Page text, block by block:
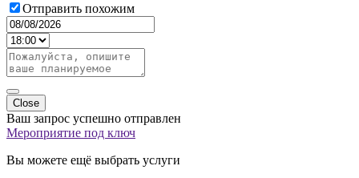
Отправить похожим
Close
Ваш запрос успешно отправлен
Мероприятие под ключ
Вы можете ещё выбрать услуги